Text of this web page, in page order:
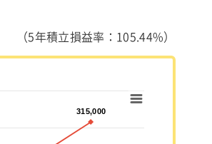
（5年積立損益率：105.44%）
315,000
315,000